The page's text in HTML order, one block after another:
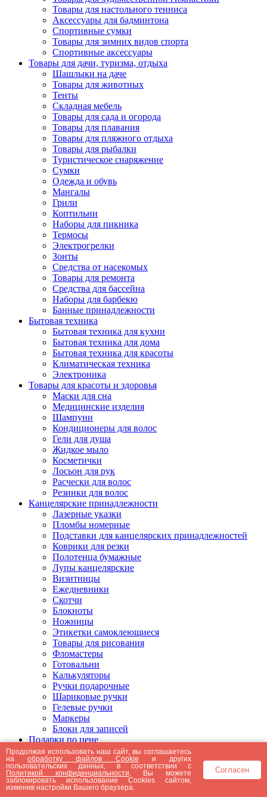
Товары для настольного тенниса
Аксессуары для бадминтона
Спортивные сумки
Товары для зимних видов спорта
Спортивные аксессуары
Товары для дачи, туризма, отдыха
Шашлыки на даче
Товары для животных
Тенты
Складная мебель
Товары для сада и огорода
Товары для плавания
Товары для пляжного отдыха
Товары для рыбалки
Туристическое снаряжение
Сумки
Одежда и обувь
Мангалы
Грили
Коптильни
Наборы для пикника
Термосы
Электрогрелки
Зонты
Средства от насекомых
Товары для ремонта
Средства для бассейна
Наборы для барбекю
Банные принадлежности
Бытовая техника
Бытовая техника для кухни
Бытовая техника для дома
Бытовая техника для красоты
Климатическая техника
Электроника
Товары для красоты и здоровья
Маски для сна
Медицинские изделия
Шампуни
Кондиционеры для волос
Гели для душа
Жидкое мыло
Косметички
Лосьон для рук
Расчески для волос
Резинки для волос
Канцелярские принадлежности
Лазерные указки
Пломбы номерные
Подставки для канцелярских принадлежностей
Коврики для резки
Полотенца бумажные
Лупы канцелярские
Визитницы
Ежедневники
Скотчи
Блокноты
Ножницы
Этикетки самоклеющиеся
Товары для рисования
Фломастеры
Готовальни
Калькуляторы
Ручки подарочные
Шариковые ручки
Гелевые ручки
Маркеры
Блоки для записей
Подарки по цене
Подарки от 5000 рублей
Подарки до 5000 рублей
Подарки до 3000 рублей
Подарки до 2000 рублей
Подарки до 1000 рублей
Продолжая использовать наш сайт, вы соглашаетесь
наобработку файлов Cookie и других
пользовательских данных, в соответствии с
Политикой конфиденциальности . Вы можете
заблокировать использование Cookies сайтом,
изменив настройки Вашего браузера.
Согласен